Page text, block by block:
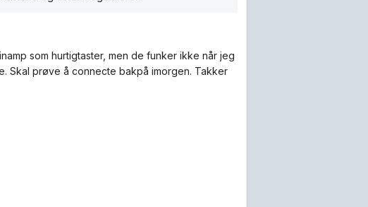
som hurtigtaster, men de funker ikke når jeg
Skal prøve å connecte bakpå imorgen. Takker